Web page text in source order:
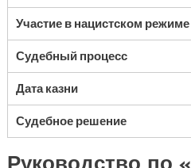
Участие в нацистском режиме
Судебный процесс
Дата казни
Судебное решение